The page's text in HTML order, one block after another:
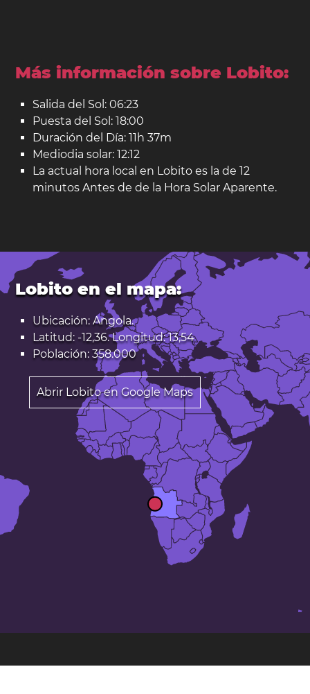
Más información sobre Lobito:
Salida del Sol: 06:23
Puesta del Sol: 18:00
Duración del Día: 11h 37m
Mediodia solar: 12:12
La actual hora local en Lobito es la de 12
minutos Antes de de la Hora Solar Aparente.
Lobito en el mapa:
Ubicación: Angola.
Latitud: -12,36. Longitud: 13,54
Población: 358.000
Abrir Lobito en Google Maps